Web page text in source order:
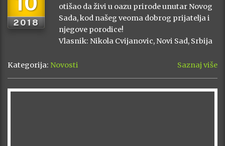
2018
otišao da živi u oazu prirode unutar Novog
Sada, kod našeg veoma dobrog prijatelja i
njegove porodice!
Vlasnik: Nikola Cvijanovic, Novi Sad, Srbija
Kategorija: Novosti Saznaj više